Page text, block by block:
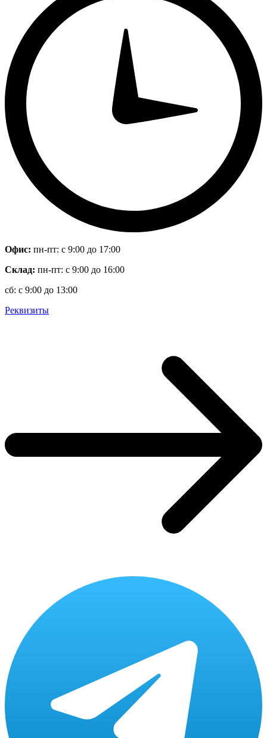
Офис: пн-пт: с 9:00 до 17:00
Склад: пн-пт: с 9:00 до 16:00
сб: с 9:00 до 13:00
Реквизиты